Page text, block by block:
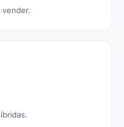
vender.